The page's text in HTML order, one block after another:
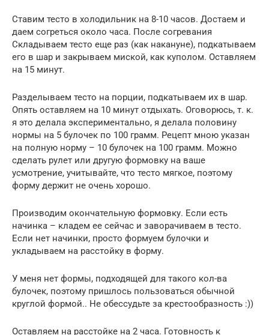
Ставим тесто в холодильник на 8-10 часов. Достаем и
даем согреться около часа. После согревания
Складываем тесто еще раз (как накануне), подкатываем
его в шар и закрываем миской, как куполом. Оставляем
на 15 минут.
Разделываем тесто на порции, подкатываем их в шар.
Опять оставляем на 10 минут отдыхать. Оговорюсь, т. к.
я это делала экспериментально, я делала половину
нормы на 5 булочек по 100 грамм. Рецепт мною указан
на полную норму – 10 булочек на 100 грамм. Можно
сделать рулет или другую формовку на ваше
усмотрение, учитывайте, что тесто мягкое, поэтому
форму держит не очень хорошо.
Производим окончательную формовку. Если есть
начинка – кладем ее сейчас и заворачиваем в тесто.
Если нет начинки, просто формуем булочки и
укладываем на расстойку в форму.
У меня нет формы, подходящей для такого кол-ва
булочек, поэтому пришлось пользоваться обычной
круглой формой.. Не обессудьте за крестообразность :))
Оставляем на расстойке на 2 часа. Готовность к